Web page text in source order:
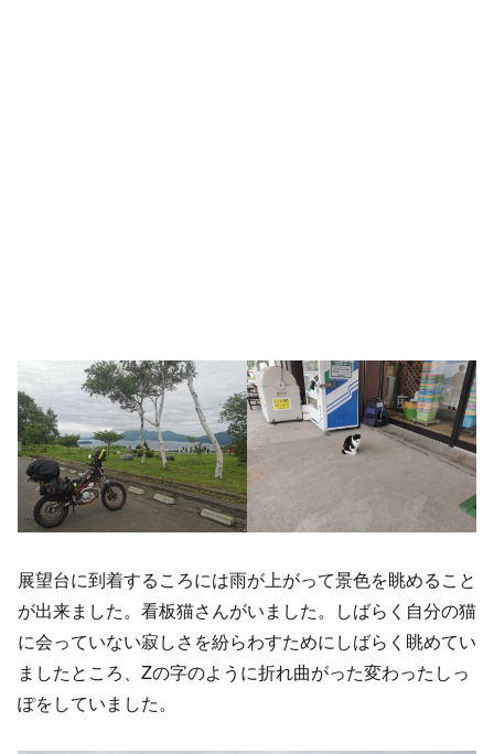
展望台に到着するころには雨が上がって景色を眺めること
が出来ました。看板猫さんがいました。しばらく自分の猫
に会っていない寂しさを紛らわすためにしばらく眺めてい
ましたところ、Zの字のように折れ曲がった変わったしっ
ぽをしていました。